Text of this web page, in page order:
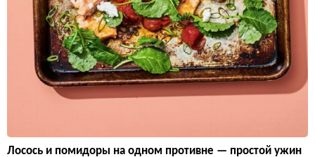
Лосось и помидоры на одном противне — простой ужин